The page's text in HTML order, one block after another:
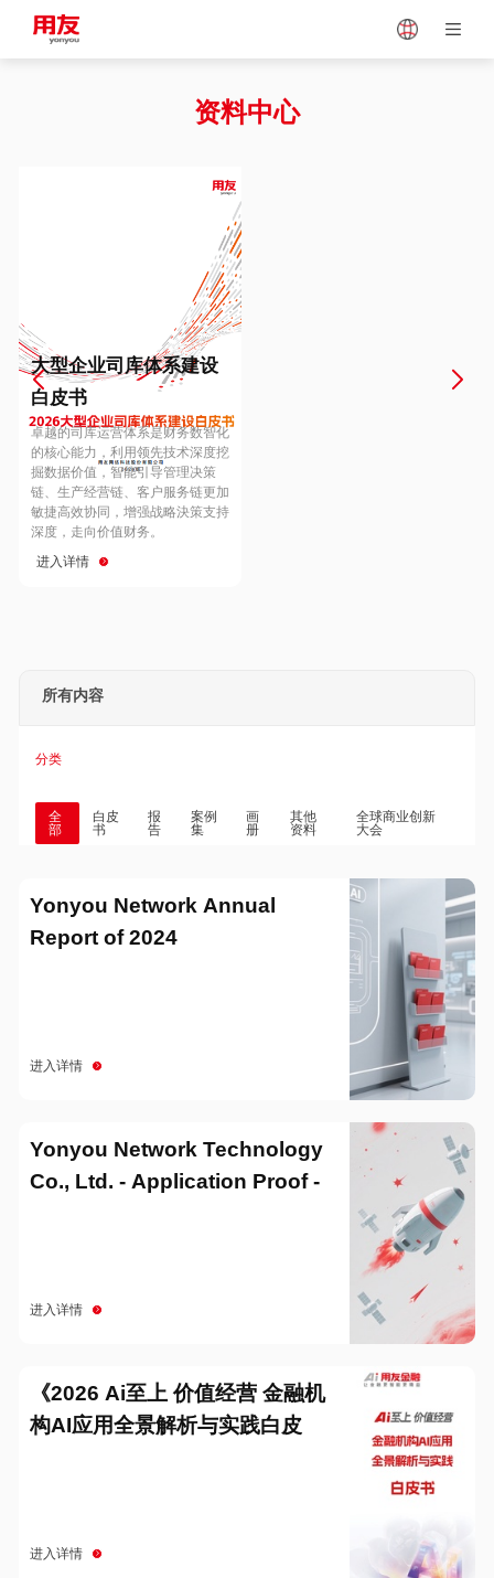
Vietnam
Europe
Hungary
Hong Kong
资料中心
大型企业司库体系建设
白皮书
卓越的司库运营体系是财务数智化
的核心能力，利用领先技术深度挖
掘数据价值，智能引导管理决策
链、生产经营链、客户服务链更加
敏捷高效协同，增强战略決策支持
深度，走向价值财务。
进入详情
所有内容
分类
全
部
白皮
书
报
告
案例
集
画
册
其他
资料
全球商业创新
大会
Yonyou Network Annual
Report of 2024
进入详情
Yonyou Network Technology
Co., Ltd. - Application Proof -
进入详情
《2026 Ai至上 价值经营 金融机
构AI应用全景解析与实践白皮
进入详情